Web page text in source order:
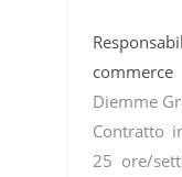
commerce
Diemme
Contratto
25 ore/